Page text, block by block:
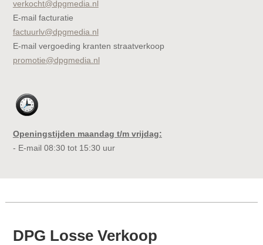
verkocht@dpgmedia.nl
E-mail facturatie
factuurlv@dpgmedia.nl
E-mail vergoeding kranten straatverkoop
promotie@dpgmedia.nl
Openingstijden maandag t/m vrijdag:
- E-mail 08:30 tot 15:30 uur
DPG Losse Verkoop